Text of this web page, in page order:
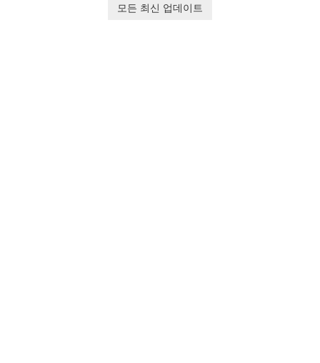
Combat Cards - 40K, a card
allowing you to enhance your
모든 최신 업데이트